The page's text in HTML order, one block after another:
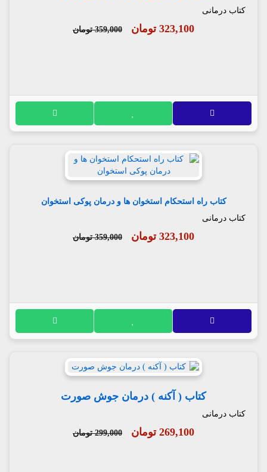
کتاب درمانی
323,100 تومان 359,000 تومان
کتاب راه استحکام استخوان ها و درمان پوکی استخوان
کتاب درمانی
323,100 تومان 359,000 تومان
کتاب ( آکنه ) درمان جوش صورت
کتاب درمانی
269,100 تومان 299,000 تومان